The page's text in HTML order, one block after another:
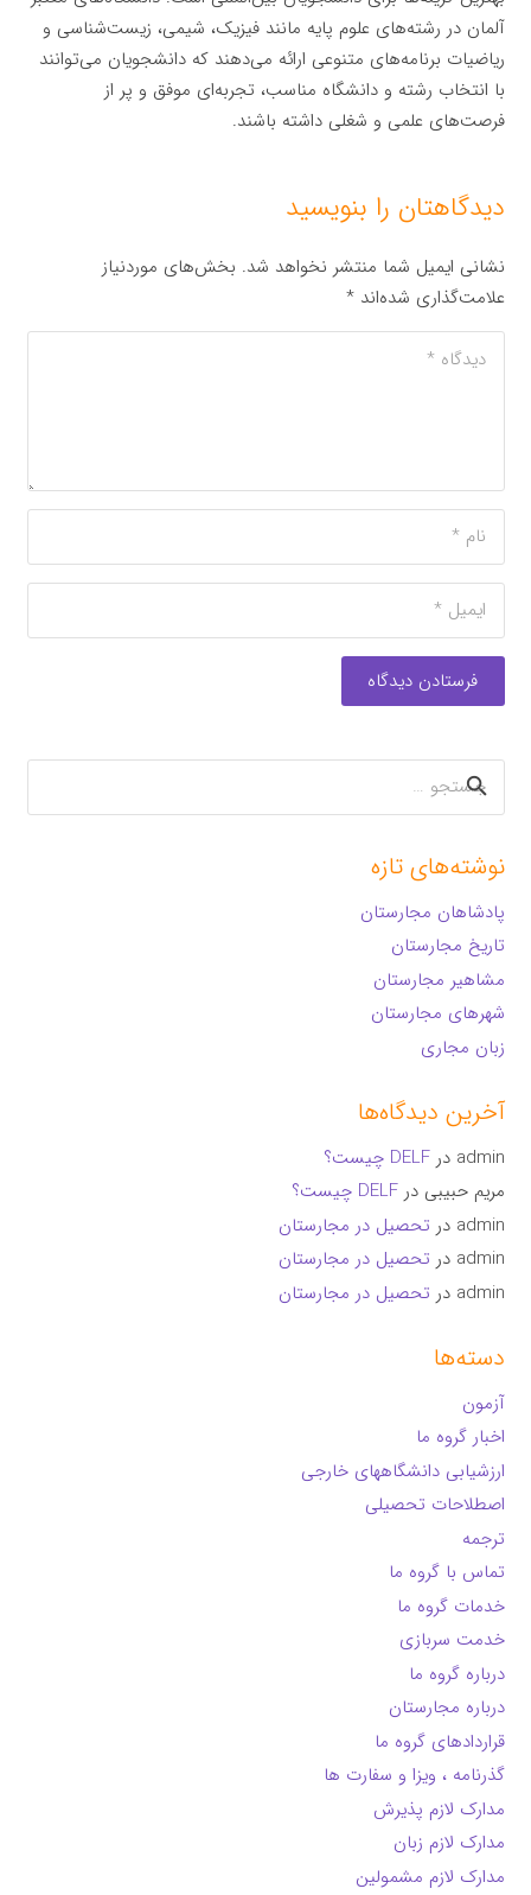
آلمان در رشته‌های علوم پایه مانند فیزیک، شیمی، زیست‌شناسی و
ریاضیات برنامه‌های متنوعی ارائه می‌دهند که دانشجویان می‌توانند
با انتخاب رشته و دانشگاه مناسب، تجربه‌ای موفق و پر از
فرصت‌های علمی و شغلی داشته باشند.
دیدگاهتان را بنویسید
نشانی ایمیل شما منتشر نخواهد شد. بخش‌های موردنیاز
علامت‌گذاری شده‌اند*
فرستادن دیدگاه
جستجو
برای:
نوشته‌های تازه
پادشاهان مجارستان
تاریخ مجارستان
مشاهیر مجارستان
شهرهای مجارستان
زبان مجاری
آخرین دیدگاه‌ها
admin درDELF چیست؟
مریم حبیبی درDELF چیست؟
admin در تحصیل در مجارستان
admin در تحصیل در مجارستان
admin در تحصیل در مجارستان
دسته‌ها
آزمون
اخبار گروه ما
ارزشیابی دانشگاههای خارجی
اصطلاحات تحصیلی
ترجمه
تماس با گروه ما
خدمات گروه ما
خدمت سربازی
درباره گروه ما
درباره مجارستان
قراردادهای گروه ما
گذرنامه ، ویزا و سفارت ها
مدارک لازم پذیرش
مدارک لازم زبان
مدارک لازم مشمولین